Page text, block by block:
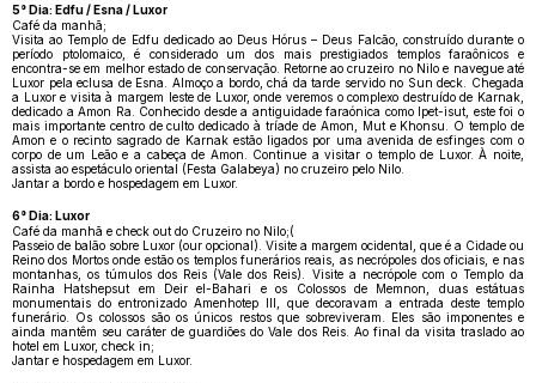
5° Dia: Edfu / Esna / Luxor
Café da manhã;
Visita ao Templo de Edfu dedicado ao Deus Hórus – Deus Falcão, construído durante o
período ptolomaico, é considerado um dos mais prestigiados templos faraônicos e
encontra-se em melhor estado de conservação. Retorne ao cruzeiro no Nilo e navegue até
Luxor pela eclusa de Esna. Almoço a bordo, chá da tarde servido no Sun deck. Chegada
a Luxor e visita à margem leste de Luxor, onde veremos o complexo destruído de Karnak,
dedicado a Amon Ra. Conhecido desde a antiguidade faraónica como Ipet-isut, este foi o
mais importante centro de culto dedicado à tríade de Amon, Mut e Khonsu. O templo de
Amon e o recinto sagrado de Karnak estão ligados por uma avenida de esfinges com o
corpo de um Leão e a cabeça de Amon. Continue a visitar o templo de Luxor. À noite,
assista ao espetáculo oriental (Festa Galabeya) no cruzeiro pelo Nilo.
Jantar a bordo e hospedagem em Luxor.
6° Dia: Luxor
Café da manhã e check out do Cruzeiro no Nilo;(
Passeio de balão sobre Luxor (our opcional). Visite a margem ocidental, que é a Cidade ou
Reino dos Mortos onde estão os templos funerários reais, as necrópoles dos oficiais, e nas
montanhas, os túmulos dos Reis (Vale dos Reis). Visite a necrópole com o Templo da
Rainha Hatshepsut em Deir el-Bahari e os Colossos de Memnon, duas estátuas
monumentais do entronizado Amenhotep III, que decoravam a entrada deste templo
funerário. Os colossos são os únicos restos que sobreviveram. Eles são imponentes e
ainda mantêm seu caráter de guardiões do Vale dos Reis. Ao final da visita traslado ao
hotel em Luxor, check in;
Jantar e hospedagem em Luxor.